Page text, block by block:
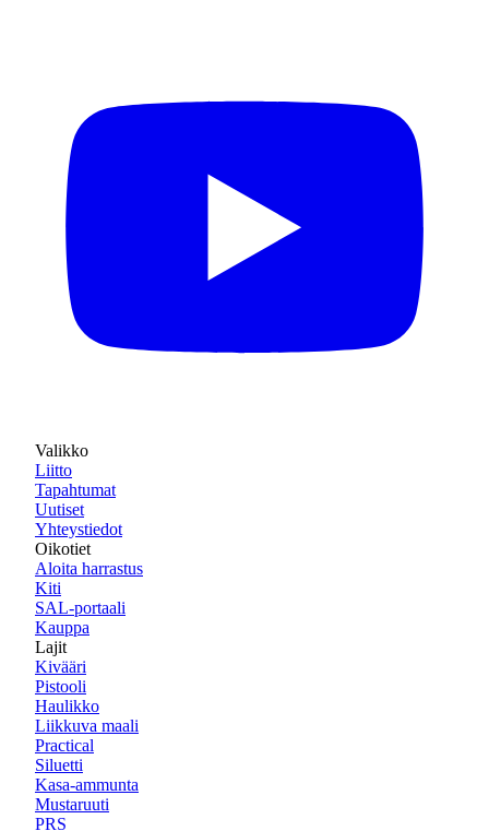
Valikko
Liitto
Tapahtumat
Uutiset
Yhteystiedot
Oikotiet
Aloita harrastus
Kiti
SAL-portaali
Kauppa
Lajit
Kivääri
Pistooli
Haulikko
Liikkuva maali
Practical
Siluetti
Kasa-ammunta
Mustaruuti
PRS